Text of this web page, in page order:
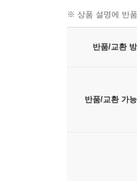
※ 상품 설명에 반
반품/교환 방
반품/교환 가